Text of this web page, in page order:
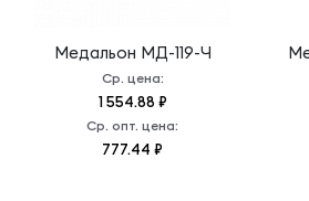
Медальон МД-119-Ч
Ср. цена:
1 554.88 ₽
Ср. опт. цена:
777.44 ₽